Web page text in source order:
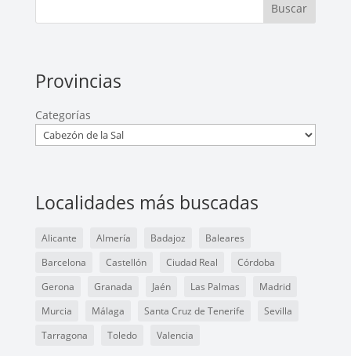
Buscar
Provincias
Categorías
Localidades más buscadas
Alicante Almería Badajoz
Baleares
Barcelona
Castellón Ciudad Real
Córdoba
Gerona
Granada Jaén Las Palmas
Madrid
Murcia
Málaga Santa Cruz de Tenerife
Sevilla
Tarragona
Toledo Valencia